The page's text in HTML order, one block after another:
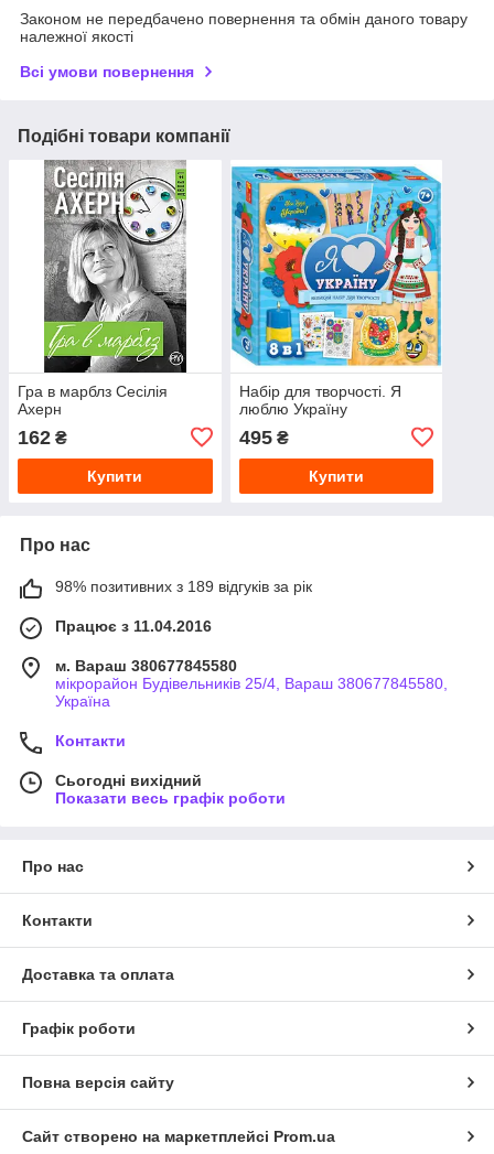
Законом не передбачено повернення та обмін даного товару
належної якості
Всі умови повернення
Подібні товари компанії
Гра в марблз Сесілія
Ахерн
162 ₴
Купити
Набір для творчості. Я
люблю Україну
495₴
Купити
Про нас
98% позитивних з 189 відгуків за рік
Працює з 11.04.2016
м. Вараш 380677845580
мікрорайон Будівельників 25/4, Вараш 380677845580,
Україна
Контакти
Сьогодні вихідний
Показати весь графік роботи
Про нас
Контакти
Доставка та оплата
Графік роботи
Повна версія сайту
Сайт створено на маркетплейсі Prom.ua